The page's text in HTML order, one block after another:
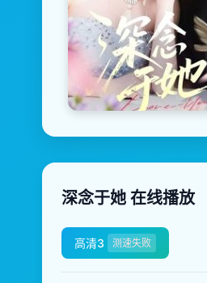
深念于她 在线播放
高清3 测速失败